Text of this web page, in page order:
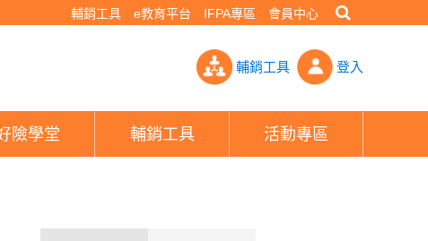
輔銷工具 e教育平台 IFPA專區 會員中心
！高績效保險業務點出關鍵：「每一波轉型都要跟上」- PHEW!好險網
輔銷工具 登入
險學堂 輔銷工具 活動專區